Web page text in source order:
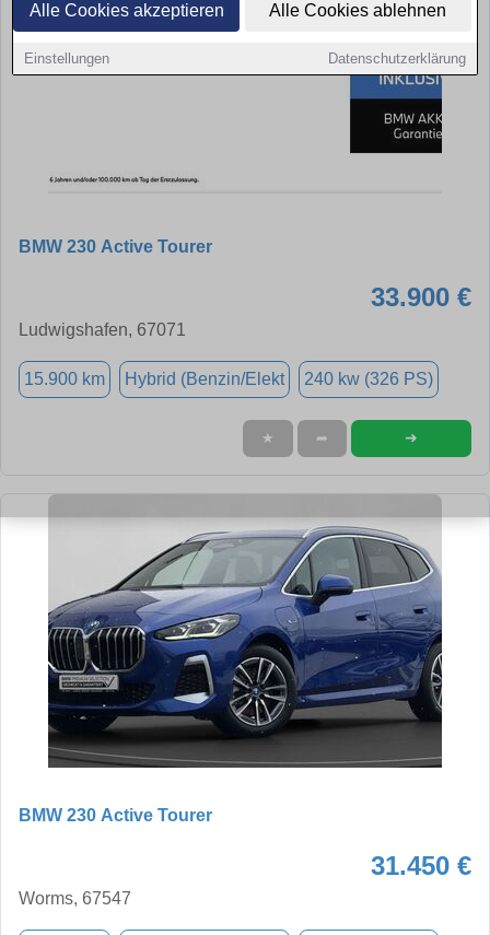
Alle Cookies akzeptieren Alle Cookies ablehnen
Einstellungen Datenschutzerklärung
BMW 230 Active Tourer
33.900 €
Ludwigshafen, 67071
15.900 km Hybrid (Benzin/Elekt 240 kw (326 PS)
★ ➦ ➜
BMW 230 Active Tourer
31.450 €
Worms, 67547